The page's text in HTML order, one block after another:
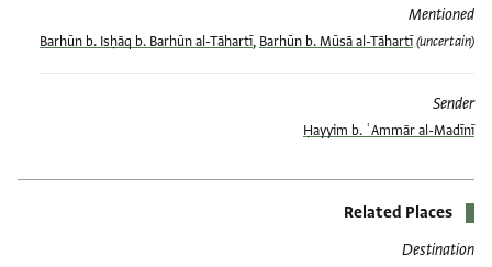
Mentioned
Barhūn b. Isḥāq b. Barhūn al-Tāhartī ,Barhūn b. Mūsā al-Tāhartī (uncertain)
Sender
Ḥayyim b. ʿAmmār al-Madīnī
Related Places
Destination